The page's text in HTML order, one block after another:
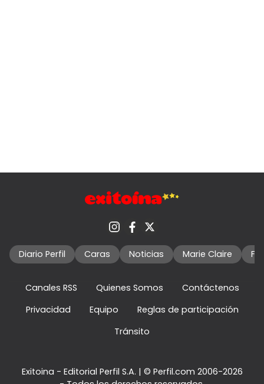
Diario Perfil Caras Noticias Marie Claire
Canales RSS Quienes Somos
Contáctenos
Privacidad
Equipo
Reglas de participación
Tránsito
Exitoina - Editorial Perfil S.A. | © Perfil.com 2006-2026